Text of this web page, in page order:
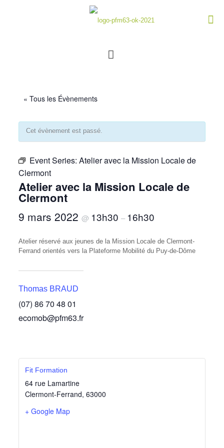
« Tous les Évènements
Cet évènement est passé.
Event Series: Atelier avec la Mission Locale de
Clermont
Atelier avec la Mission Locale de
Clermont
9 mars 2022 @ 13h30 – 16h30
Atelier réservé aux jeunes de la Mission Locale de Clermont-
Ferrand orientés vers la Plateforme Mobilité du Puy-de-Dôme
Thomas BRAUD
(07) 86 70 48 01
ecomob@pfm63.fr
Fit Formation
64 rue Lamartine
Clermont-Ferrand, 63000
+ Google Map